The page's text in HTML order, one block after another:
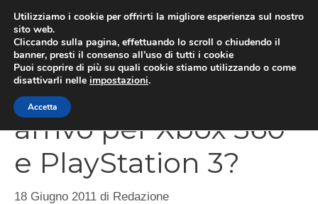
contenuto
Taglio di prezzo in
arrivo per Xbox 360
e PlayStation 3?
18 Giugno 2011 di Redazione
Utilizziamo i cookie per offrirti la migliore esperienza sul nostro
sito web.
Cliccando sulla pagina, effettuando lo scroll o chiudendo il
banner, presti il consenso all’uso di tutti i cookie
Puoi scoprire di più su quali cookie stiamo utilizzando o come
disattivarli nelle impostazioni.
Accetta